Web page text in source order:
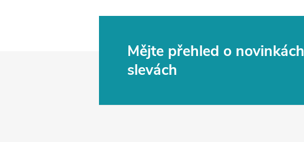
Mějte přehled o novinkách
slevách